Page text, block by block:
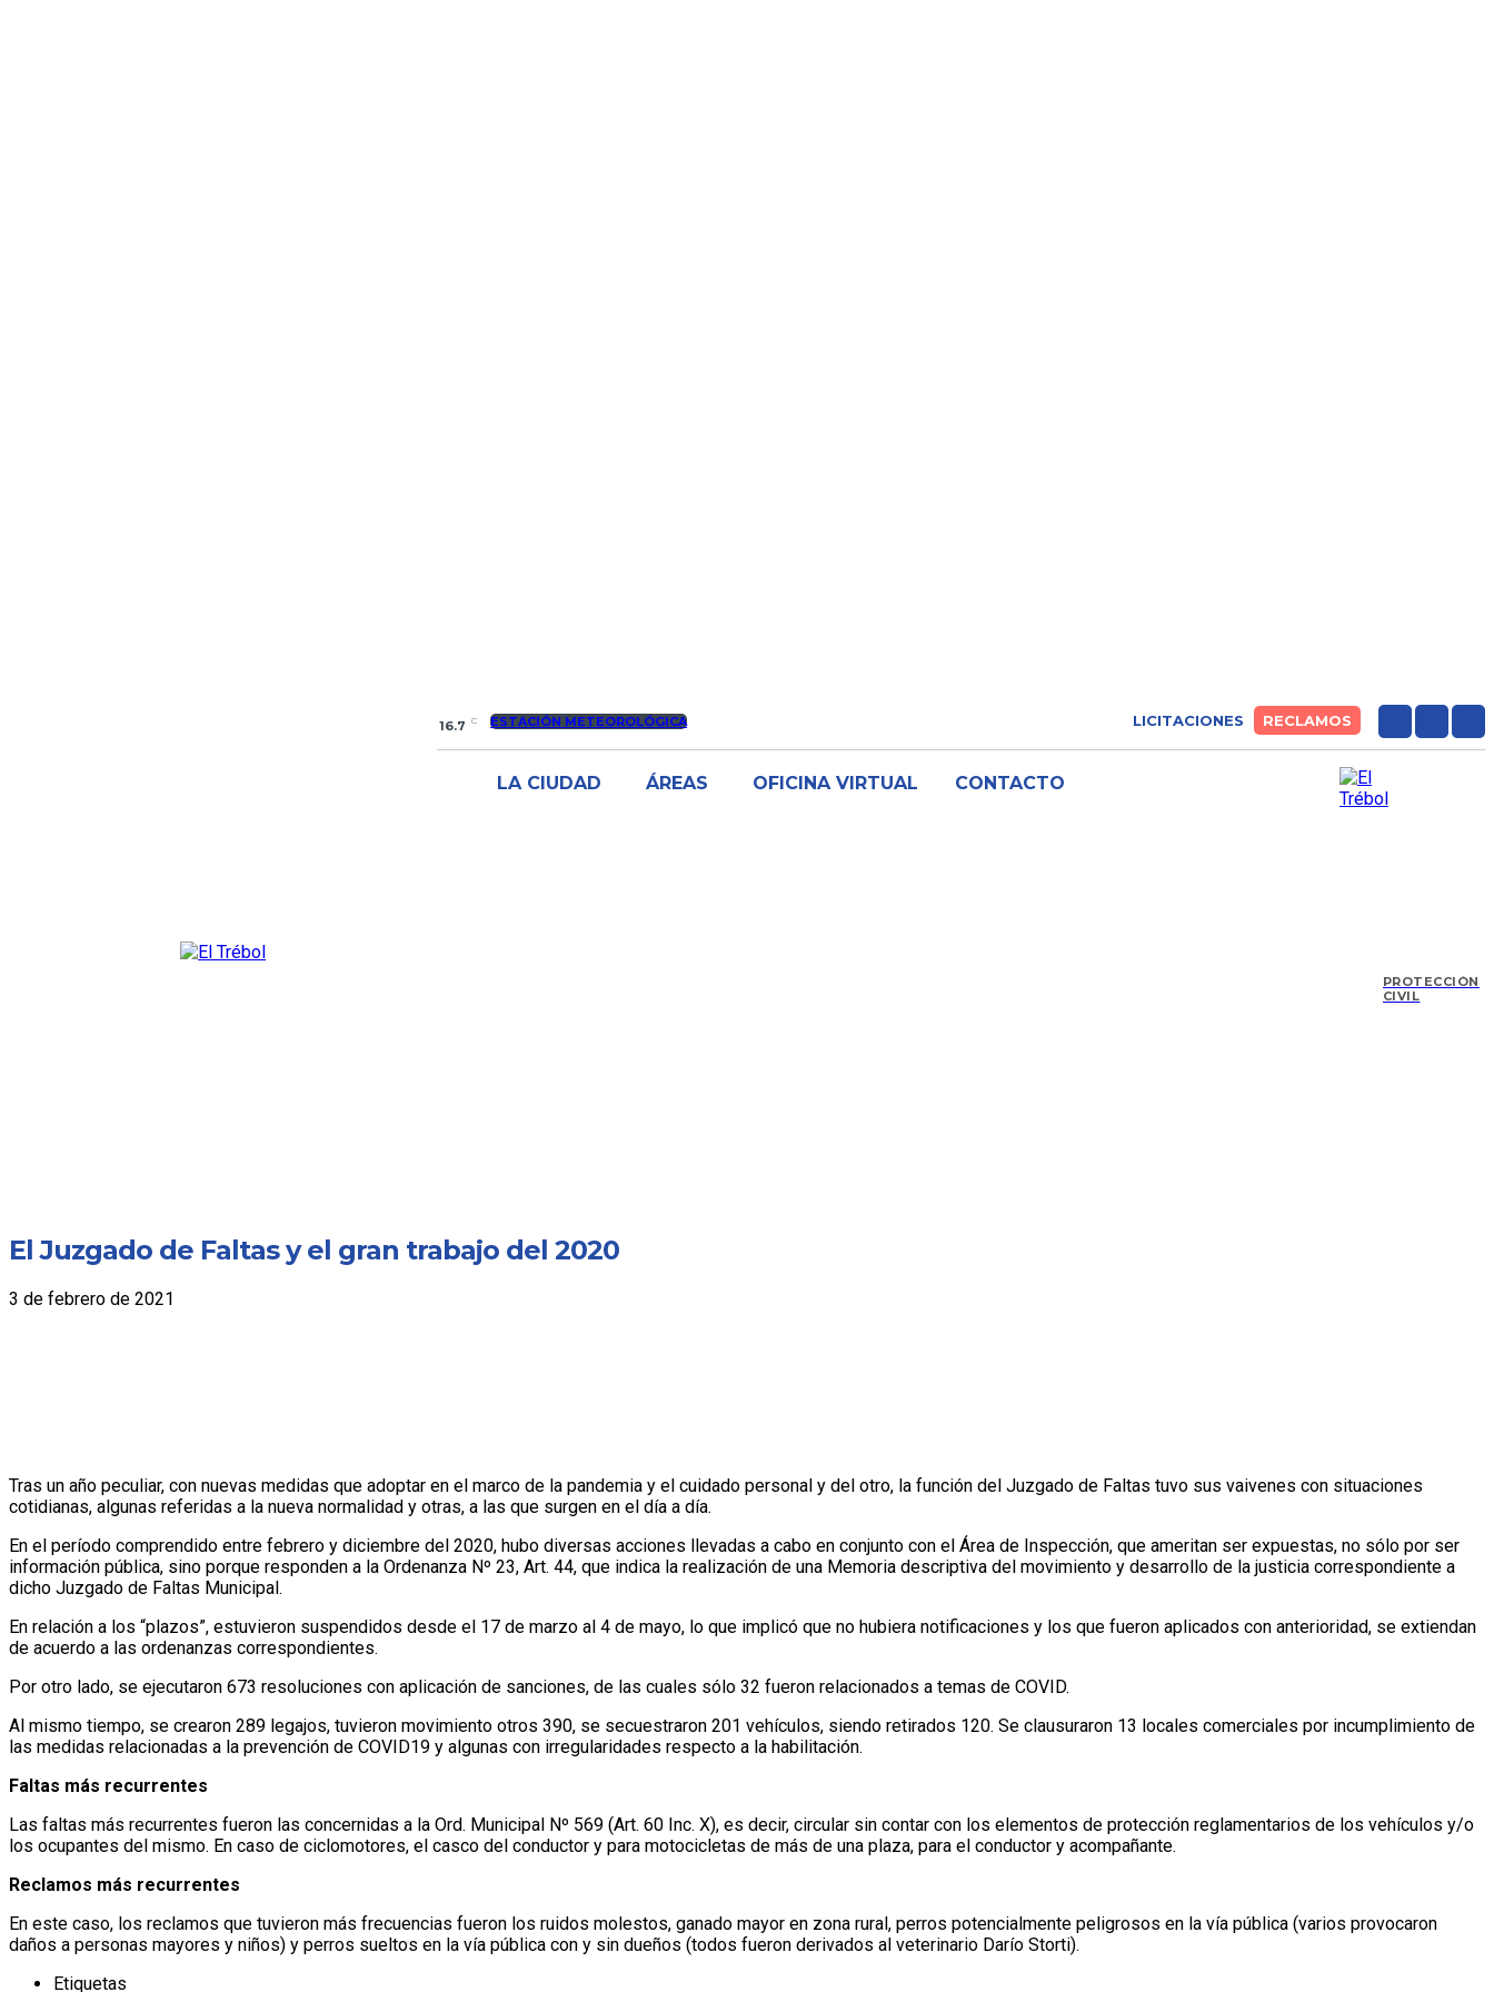
16.7 C ESTACIÓN METEOROLÓGICA LICITACIONES RECLAMOS
LA CIUDAD ÁREAS OFICINA VIRTUAL CONTACTO
PROTECCIÓN
CIVIL
El Juzgado de Faltas y el gran trabajo del 2020
3 de febrero de 2021
Tras un año peculiar, con nuevas medidas que adoptar en el marco de la pandemia y el cuidado personal y del otro, la función del Juzgado de Faltas tuvo sus vaivenes con situaciones
cotidianas, algunas referidas a la nueva normalidad y otras, a las que surgen en el día a día.
En el período comprendido entre febrero y diciembre del 2020, hubo diversas acciones llevadas a cabo en conjunto con el Área de Inspección, que ameritan ser expuestas, no sólo por ser
información pública, sino porque responden a la Ordenanza Nº 23, Art. 44, que indica la realización de una Memoria descriptiva del movimiento y desarrollo de la justicia correspondiente a
dicho Juzgado de Faltas Municipal.
En relación a los “plazos”, estuvieron suspendidos desde el 17 de marzo al 4 de mayo, lo que implicó que no hubiera notificaciones y los que fueron aplicados con anterioridad, se extiendan
de acuerdo a las ordenanzas correspondientes.
Por otro lado, se ejecutaron 673 resoluciones con aplicación de sanciones, de las cuales sólo 32 fueron relacionados a temas de COVID.
Al mismo tiempo, se crearon 289 legajos, tuvieron movimiento otros 390, se secuestraron 201 vehículos, siendo retirados 120. Se clausuraron 13 locales comerciales por incumplimiento de
las medidas relacionadas a la prevención de COVID19 y algunas con irregularidades respecto a la habilitación.
Faltas más recurrentes
Las faltas más recurrentes fueron las concernidas a la Ord. Municipal Nº 569 (Art. 60 Inc. X), es decir, circular sin contar con los elementos de protección reglamentarios de los vehículos y/o
los ocupantes del mismo. En caso de ciclomotores, el casco del conductor y para motocicletas de más de una plaza, para el conductor y acompañante.
Reclamos más recurrentes
En este caso, los reclamos que tuvieron más frecuencias fueron los ruidos molestos, ganado mayor en zona rural, perros potencialmente peligrosos en la vía pública (varios provocaron
daños a personas mayores y niños) y perros sueltos en la vía pública con y sin dueños (todos fueron derivados al veterinario Darío Storti).
Etiquetas